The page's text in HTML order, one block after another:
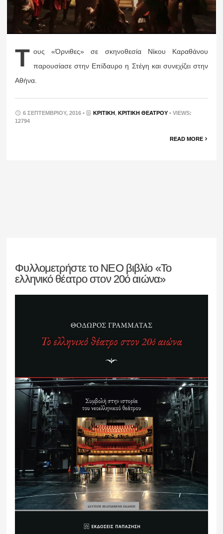
Τ ους «Όρνιθες» σε σκηνοθεσία Νίκου Καραθάνου
παρουσίασε στην Επίδαυρο η Στέγη και συνεχίζει στην
Αθήνα.
6 ΣΕΠΤΕΜΒΡΊΟΥ, 2016 • ΚΡΙΤΙΚΉ,ΚΡΙΤΙΚΉ ΘΕΆΤΡΟΥ • VIEWS:
12794
READ MORE
Φυλλομετρήστε το ΝΕΟ βιβλίο «Το
ελληνικό θέατρο στον 20ό αιώνα»